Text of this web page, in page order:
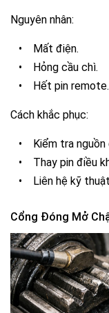
Nguyên nhân:
• Mất điện.
• Hỏng cầu chì.
• Hết pin remote.
Cách khắc phục:
• Kiểm tra nguồn
• Thay pin điều
• Liên hệ kỹ
Cổng Đóng Mở